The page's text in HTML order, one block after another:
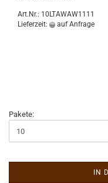
Art.Nr.: 10LTAWAW1111
Lieferzeit:
auf Anfrage
Pakete:
IN